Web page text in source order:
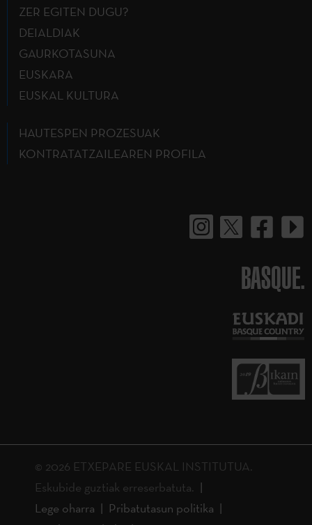
ZER EGITEN DUGU?
DEIALDIAK
GAURKOTASUNA
EUSKARA
EUSKAL KULTURA
HAUTESPEN PROZESUAK
KONTRATATZAILEAREN PROFILA
BASQUE.
© 2026 ETXEPARE EUSKAL INSTITUTUA.
Eskubide guztiak erreserbatuta.
Lege oharra
Pribatutasun politika